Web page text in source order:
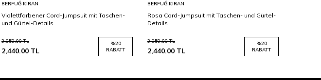
BERFUĞ KIRAN
Violettfarbener Cord-Jumpsuit mit Taschen-
und Gürtel-Details
3,050.00TL
2,440.00 TL
%20
RABATT
BERFUĞ KIRAN
Rosa Cord-Jumpsuit mit Taschen- und Gürtel-
Details
3,050.00TL
2,440.00 TL
%20
RABATT